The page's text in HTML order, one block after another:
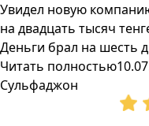
Увидел новую
на двадцать тысяч
Деньги брал на шесть
Читать полностью
Сульфаджон